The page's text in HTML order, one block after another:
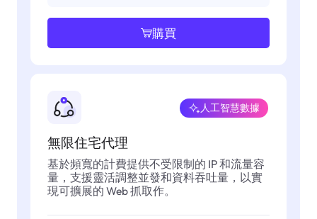
購買
無限住宅代理
人工智慧數據
基於頻寬的計費提供不受限制的 IP 和流量容
量，支援靈活調整並發和資料吞吐量，以實
現可擴展的 Web 抓取作。